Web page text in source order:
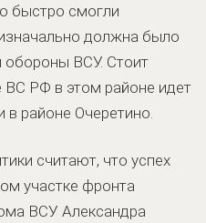
быстро смогли
должна было
обороны ВСУ. Стоит
ВС РФ в этом районе идет
районе Очеретино.
считают, что успех
участке фронта
ВСУ Александра